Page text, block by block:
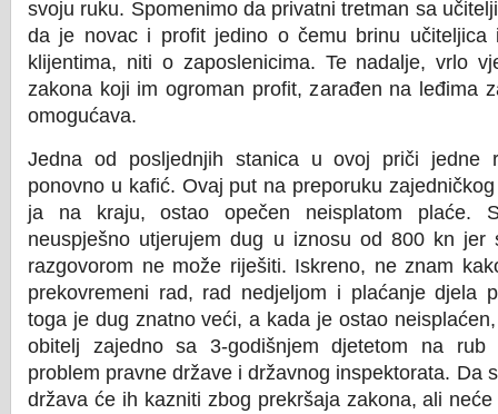
svoju ruku. Spomenimo da privatni tretman sa
da je novac i profit jedino o čemu brinu
klijentima, niti o zaposlenicima. Te nadalje, vrlo
zakona koji im ogroman profit, zarađen na leđima
omogućava.
Jedna od posljednjih stanica u ovoj priči jedne
ponovno u kafić. Ovaj put na preporuku
ja na kraju, ostao opečen neisplatom plaće.
neuspješno utjerujem dug u iznosu od 800 kn jer
razgovorom ne može riješiti. Iskreno, ne znam
prekovremeni rad, rad nedjeljom i plaćanje djela
toga je dug znatno veći, a kada je ostao
obitelj zajedno sa 3-godišnjem djetetom na
problem pravne države i državnog inspektorata. Da
država će ih kazniti zbog prekršaja zakona, ali